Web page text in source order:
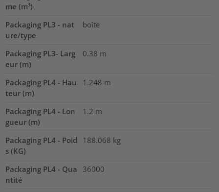
me (m³)
Packaging PL3 - nat
ure/type
boîte
Packaging PL3- Larg
eur (m)
0.38 m
Packaging PL4 - Hau
teur (m)
1.248 m
Packaging PL4 - Lon
gueur (m)
1.2 m
Packaging PL4 - Poid
s (KG)
188.068 kg
Packaging PL4 - Qua
ntité
36000